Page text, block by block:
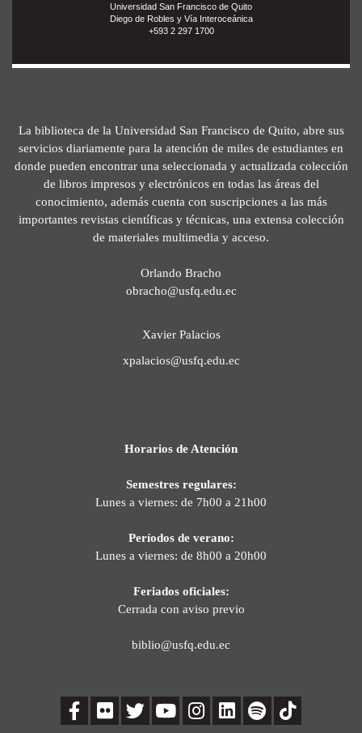
Universidad San Francisco de Quito
Diego de Robles y Vía Interoceánica
+593 2 297 1700
La biblioteca de la Universidad San Francisco de Quito, abre sus
servicios diariamente para la atención de miles de estudiantes en
donde pueden encontrar una seleccionada y actualizada colección
de libros impresos y electrónicos en todas las áreas del
conocimiento, además cuenta con suscripciones a las más
importantes revistas científicas y técnicas, una extensa colección
de materiales multimedia y acceso.
Orlando Bracho
obracho@usfq.edu.ec
Xavier Palacios
xpalacios@usfq.edu.ec
Horarios de Atención
Semestres regulares:
Lunes a viernes: de 7h00 a 21h00
Períodos de verano:
Lunes a viernes: de 8h00 a 20h00
Feriados oficiales:
Cerrada con aviso previo
biblio@usfq.edu.ec